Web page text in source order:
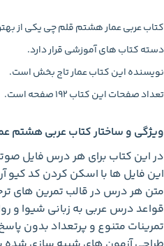
کتاب عربی عمار هشتم قلم چی یکی از
دسته کتاب های آموزشی قرار دارد.
نویسنده این کتاب عمار تاج بخش است.
تعداد صفحات این کتاب 192 صفحه است.
ویژگی و ساختار کتاب عربی هشتم
در این کتاب برای هر درس فایل
این فایل ها با اسکن کردن کد کیو
متن هر درس در قالب تمرین های
قواعد درس عربی به زبانی شیوا و
تمرینات متنوع و پرتعداد بدون